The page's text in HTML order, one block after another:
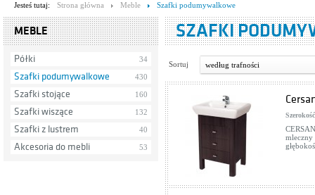
Jesteś tutaj: Strona główna Meble Szafki podumywalkowe
MEBLE
Półki 34
Szafki podumywalkowe 430
Szafki stojące 160
Szafki wiszące 132
Szafki z lustrem 40
Akcesoria do mebli 53
SZAFKI
Sortuj według trafności
mleczny